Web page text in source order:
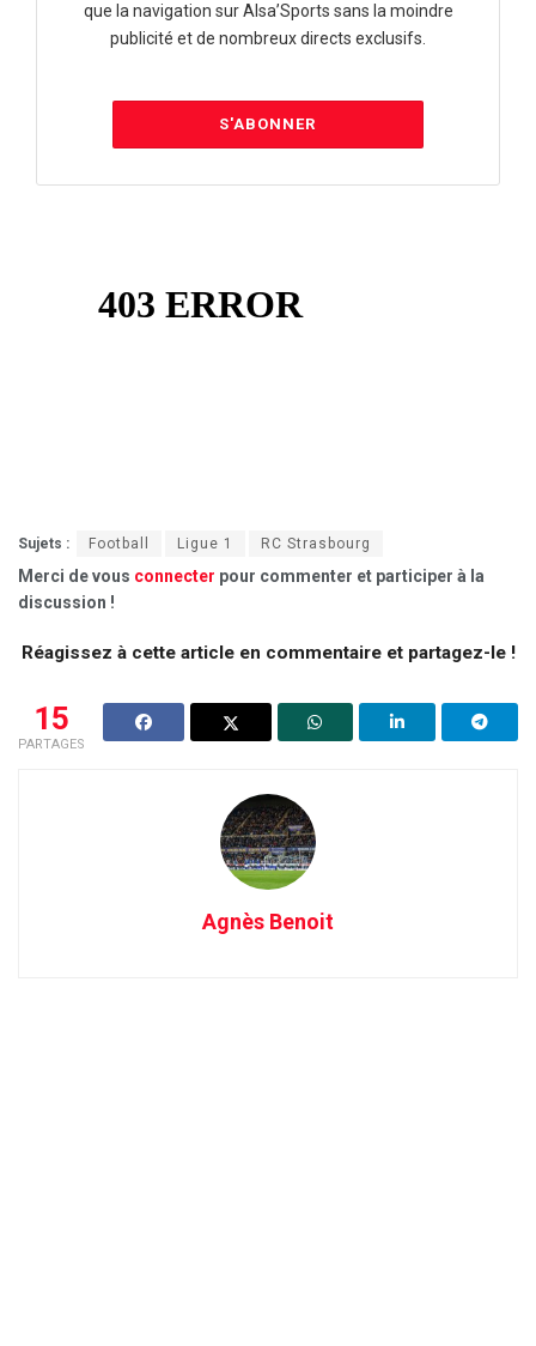
que la navigation sur Alsa’Sports sans la moindre
publicité et de nombreux directs exclusifs.
S'ABONNER
Sujets : Football Ligue 1 RC Strasbourg
Merci de vous connecter pour commenter et participer à la
discussion !
Réagissez à cette article en commentaire et partagez-le !
15
PARTAGES
Agnès Benoit